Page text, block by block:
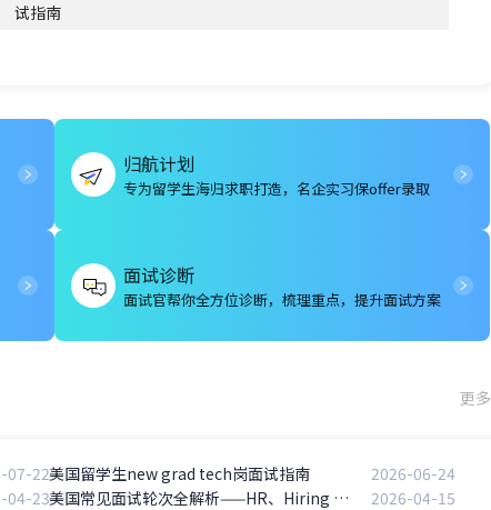
试指南
归航计划
专为留学生海归求职打造，名企实习保offer录取
面试诊断
面试官帮你全方位诊断，梳理重点，提升面试方案
更多
07-22美国留学生new grad tech岗面试指南
2026-06-24
04-23 美国常见面试轮次全解析——HR、Hiring Manager、Panel、Technical分别考察什么？
2026-04-15